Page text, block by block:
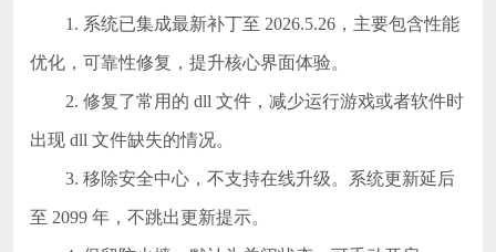
1. 系统已集成最新补丁至 2026.5.26，主要包含性能
优化，可靠性修复，提升核心界面体验。
2. 修复了常用的 dll 文件，减少运行游戏或者软件时
出现 dll 文件缺失的情况。
3. 移除安全中心，不支持在线升级。系统更新延后
至 2099 年，不跳出更新提示。